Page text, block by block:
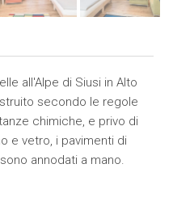
all'Alpe di Siusi in Alto
secondo le regole
chimiche, e privo di
e vetro, i pavimenti di
annodati a mano.